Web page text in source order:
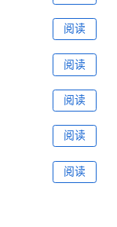
阅读
阅读
阅读
阅读
阅读